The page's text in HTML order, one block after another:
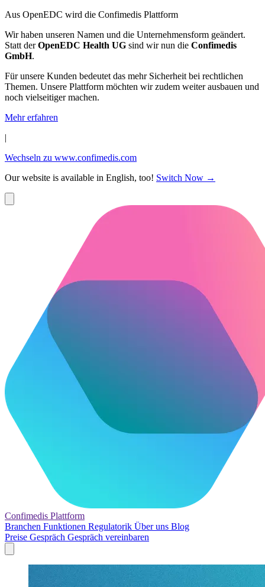
Aus OpenEDC wird die Confimedis Plattform
Wir haben unseren Namen und die Unternehmensform geändert.
Statt derOpenEDC Health UG sind wir nun die Confimedis
GmbH.
Für unsere Kunden bedeutet das mehr Sicherheit bei rechtlichen
Themen. Unsere Plattform möchten wir zudem weiter ausbauen und
noch vielseitiger machen.
Mehr erfahren
|
Wechseln zu www.confimedis.com
Our website is available in English, too! Switch Now →
Confimedis Plattform
Branchen Funktionen Regulatorik Über uns Blog
Preise Gespräch Gespräch vereinbaren